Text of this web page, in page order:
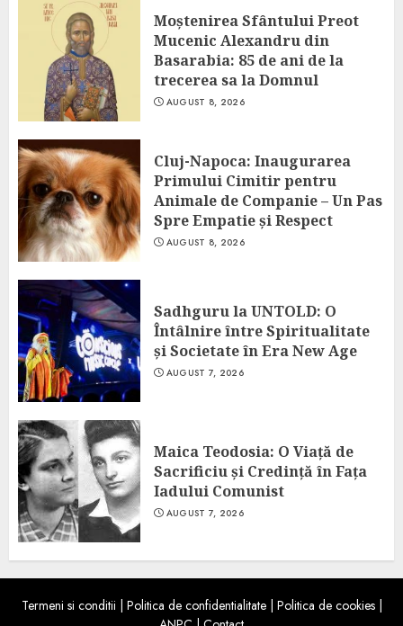
Moștenirea Sfântului Preot
Mucenic Alexandru din
Basarabia: 85 de ani de la
trecerea sa la Domnul
AUGUST 8, 2026
Cluj-Napoca: Inaugurarea
Primului Cimitir pentru
Animale de Companie – Un Pas
Spre Empatie și Respect
AUGUST 8, 2026
Sadhguru la UNTOLD: O
Întâlnire între Spiritualitate
și Societate în Era New Age
AUGUST 7, 2026
Maica Teodosia: O Viață de
Sacrificiu și Credință în Fața
Iadului Comunist
AUGUST 7, 2026
Termeni si conditii Politica de confidentialitate| Politica de cookies|